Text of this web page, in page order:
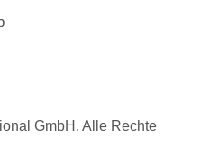
GmbH. Alle Rechte